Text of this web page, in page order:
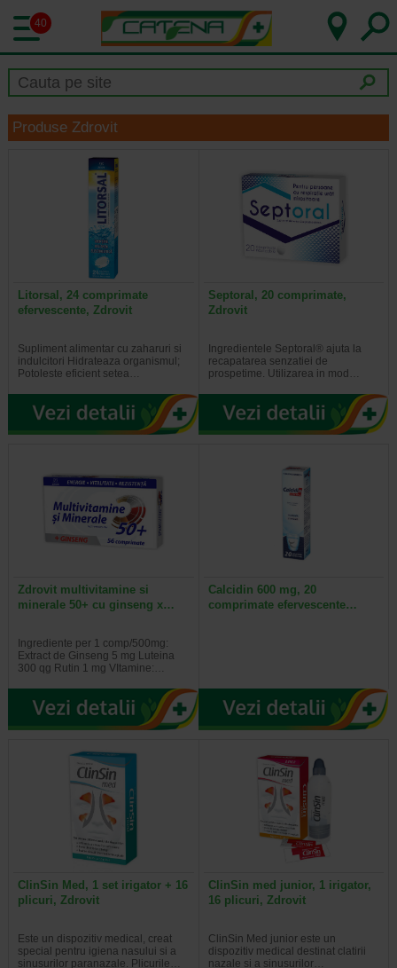
40
Produse Zdrovit
Litorsal, 24 comprimate
efervescente, Zdrovit
Supliment alimentar cu zaharuri si
indulcitori Hidrateaza organismul;
Potoleste eficient setea…
Septoral, 20 comprimate,
Zdrovit
Ingredientele Septoral® ajuta la
recapatarea senzatiei de
prospetime. Utilizarea in mod…
Zdrovit multivitamine si
minerale 50+ cu ginseng x…
Ingrediente per 1 comp/500mg:
Extract de Ginseng 5 mg Luteina
300 qg Rutin 1 mg VItamine:…
Calcidin 600 mg, 20
comprimate efervescente…
ClinSin Med, 1 set irigator + 16
plicuri, Zdrovit
Este un dispozitiv medical, creat
special pentru igiena nasului si a
sinusurilor paranazale. Plicurile…
ClinSin med junior, 1 irigator,
16 plicuri, Zdrovit
ClinSin Med junior este un
dispozitiv medical destinat clatirii
nazale si a sinusurilor…